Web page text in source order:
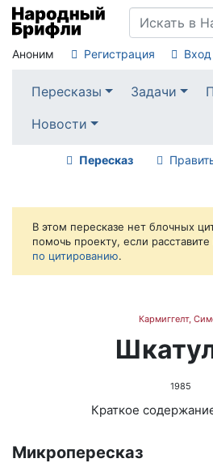
Аноним Регистрация Вход
Пересказы Задачи
Новости
Пересказ
В этом пересказе нет блочных
помочь проекту, если
по цитированию.
Кармиггелт,
1985
Краткое
Микропересказ